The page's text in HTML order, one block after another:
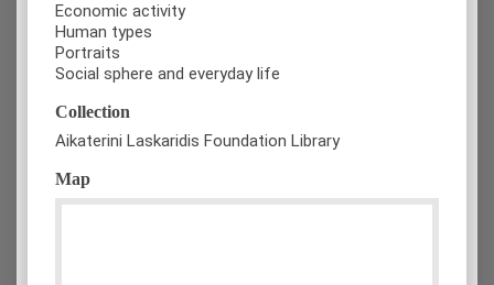
Economic activity
Human types
Portraits
Social sphere and everyday life
Collection
Aikaterini Laskaridis Foundation Library
Map